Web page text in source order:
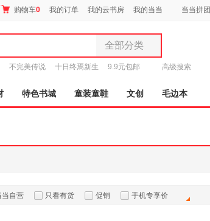
购物车0 我的订单 我的云书房 我的当当 当当拼团
全部分类
全部分类
图书
电子书
孕婴服饰
不完美传说 十日终焉新生 9.9元包邮 高级搜索
特色书城 童装童鞋 文创 毛边本
当自营 只看有货 促销 手机专享价